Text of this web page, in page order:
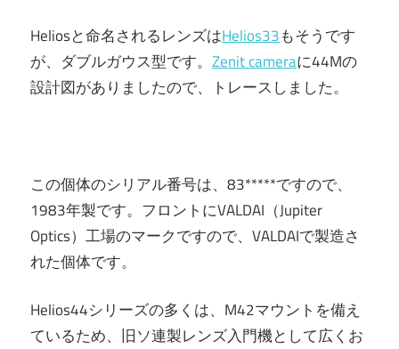
Heliosと命名されるレンズはHelios33もそうです
が、ダブルガウス型です。 Zenit cameraに44Mの
設計図がありましたので、トレースしました。
この個体のシリアル番号は、83*****ですので、
1983年製です。フロントにVALDAI（Jupiter
Optics）工場のマークですので、VALDAIで製造さ
れた個体です。
Helios44シリーズの多くは、M42マウントを備え
ているため、旧ソ連製レンズ入門機として広くお